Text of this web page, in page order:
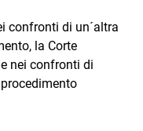
confronti di un´altra
la Corte
nei confronti di